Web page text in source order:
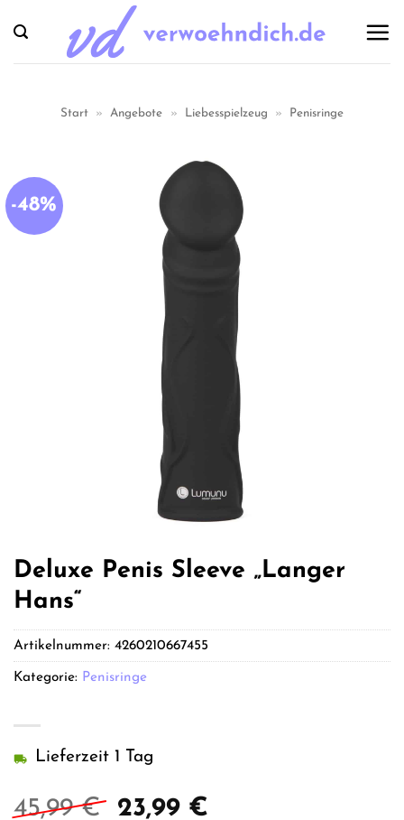
Inhalt
springen
Start » Angebote » Liebesspielzeug » Penisringe
-48%
Deluxe Penis Sleeve „Langer
Hans“
45,99€
Ursprünglicher
23,99 €Aktueller
Lieferzeit 1 Tag
Artikelnummer: 4260210667455
Kategorie: Penisringe